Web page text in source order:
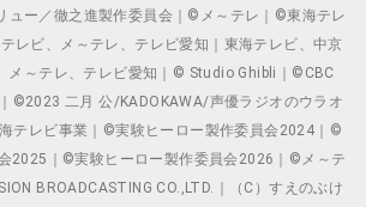
ュー／徹之進製作委員会｜©メ～テレ｜©東海テレ
レビ、メ～テレ、テレビ愛知｜東海テレビ、中京
メ～テレ、テレビ愛知｜© Studio Ghibli｜©CBC
｜©2023 二月 公/KADOKAWA/声優ラジオのウラオ
テレビ事業｜©実験ヒーロー製作委員会2024｜©
2025｜©実験ヒーロー製作委員会2026｜©メ～テ
BROADCASTING CO.,LTD.｜（C）すえのぶけ